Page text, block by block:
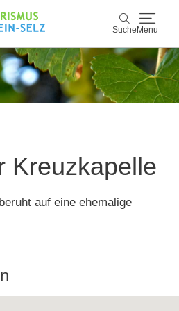
Suche Menu
Suche
Selz
Kreuzkapelle
auf eine ehemalige